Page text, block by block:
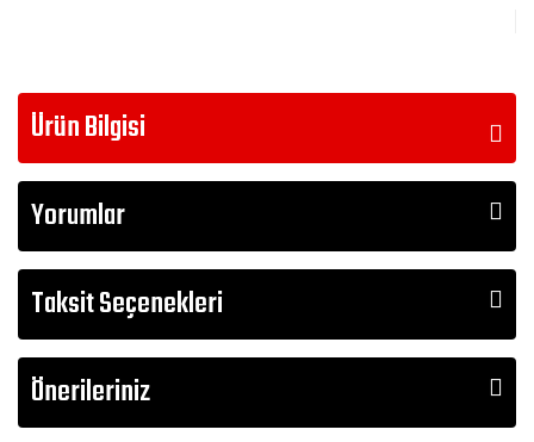
Ürün Bilgisi
Yorumlar
Taksit Seçenekleri
Önerileriniz